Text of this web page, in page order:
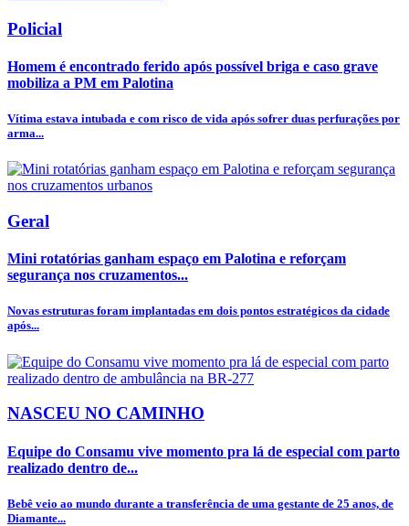
Policial
Homem é encontrado ferido após possível briga e caso grave
mobiliza a PM em Palotina
Vítima estava intubada e com risco de vida após sofrer duas perfurações por
arma...
Geral
Mini rotatórias ganham espaço em Palotina e reforçam
segurança nos cruzamentos...
Novas estruturas foram implantadas em dois pontos estratégicos da cidade
após...
NASCEU NO CAMINHO
Equipe do Consamu vive momento pra lá de especial com parto
realizado dentro de...
Bebê veio ao mundo durante a transferência de uma gestante de 25 anos, de
Diamante...